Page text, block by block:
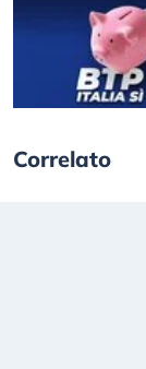
Correlato